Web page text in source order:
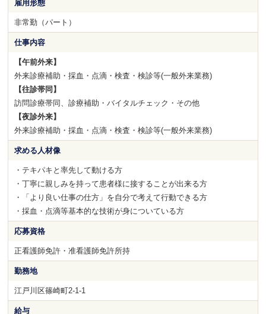
雇用形態
非常勤（パート）
仕事内容
【午前外来】
外来診療補助・採血・点滴・検査・検診等(一般外来業務)
【往診帯同】
訪問診療帯同、診療補助・バイタルチェック・その他
【夜診外来】
外来診療補助・採血・点滴・検査・検診等(一般外来業務)
求める人材像
・テキパキと率先して動ける方
・丁寧に親しみを持って患者様に接することが出来る方
・「より良い仕事の仕方」を自分で考えて行動できる方
・採血・点滴等基本的な技術が身についている方
応募資格
正看護師免許・准看護師免許所持
勤務地
江戸川区篠崎町2-1-1
給与